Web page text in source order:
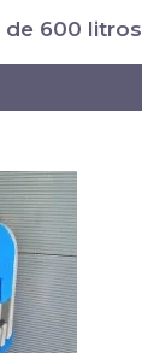
de 600 litros